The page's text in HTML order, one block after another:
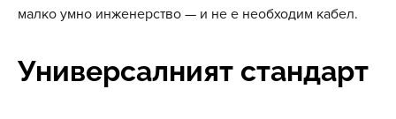
малко умно инженерство — и не е необходим кабел.
Универсалният стандарт